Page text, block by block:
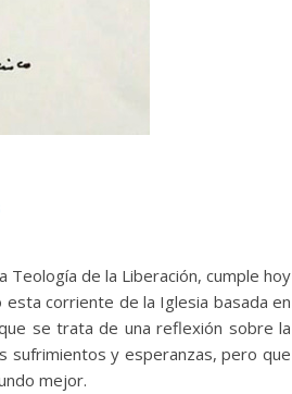
de la Liberación, cumple hoy
corriente de la Iglesia basada en
se trata de una reflexión sobre la
sufrimientos y esperanzas, pero que
mejor.